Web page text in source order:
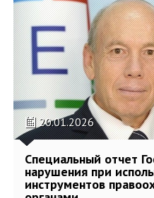
20.01.2026
Специальный отчет
нарушения при
инструментов